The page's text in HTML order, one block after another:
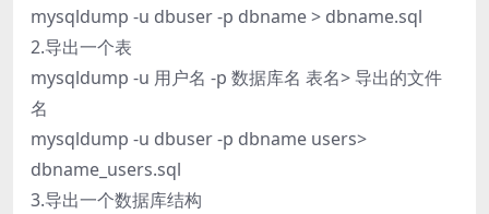
mysqldump -u dbuser -p dbname > dbname.sql
2.导出一个表
mysqldump -u 用户名 -p 数据库名 表名> 导出的文件
名
mysqldump -u dbuser -p dbname users>
dbname_users.sql
3.导出一个数据库结构